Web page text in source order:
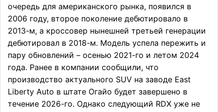
очередь для американского рынка, появился в
2006 году, второе поколение дебютировало в
2013-м, а кроссовер нынешней третьей генерации
дебютировал в 2018-м. Модель успела пережить и
пару обновлений – осенью 2021-го и летом 2024
года. Ранее в компании сообщили, что
производство актуального SUV на заводе East
Liberty Auto в штате Огайо будет завершено в
течение 2026-го. Однако следующий RDX уже не